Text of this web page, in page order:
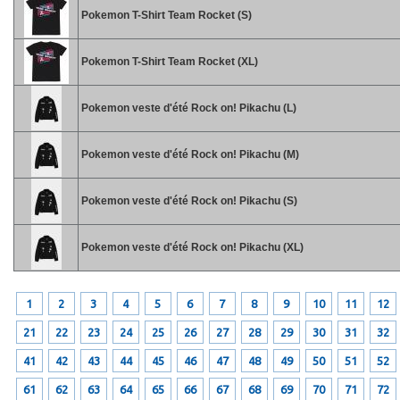
Pokemon T-Shirt Team Rocket (S)
Pokemon T-Shirt Team Rocket (XL)
Pokemon veste d'été Rock on! Pikachu (L)
Pokemon veste d'été Rock on! Pikachu (M)
Pokemon veste d'été Rock on! Pikachu (S)
Pokemon veste d'été Rock on! Pikachu (XL)
1 2 3 4 5 6 7 8 9 10 11 12
21 22 23 24 25 26 27 28 29 30 31 32
41 42 43 44 45 46 47 48 49 50 51 52
61 62 63 64 65 66 67 68 69 70 71 72